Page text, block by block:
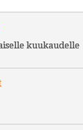
kuukaudelle